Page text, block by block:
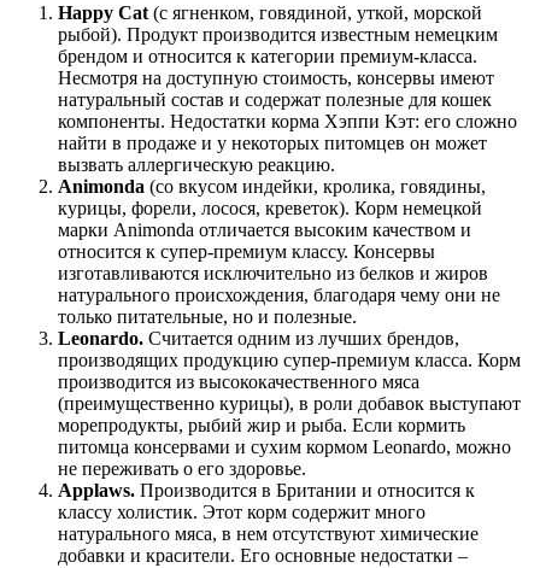
Happy Cat (с ягненком, говядиной, уткой, морской
рыбой). Продукт производится известным немецким
брендом и относится к категории премиум-класса.
Несмотря на доступную стоимость, консервы имеют
натуральный состав и содержат полезные для кошек
компоненты. Недостатки корма Хэппи Кэт: его сложно
найти в продаже и у некоторых питомцев он может
вызвать аллергическую реакцию.
Animonda (со вкусом индейки, кролика, говядины,
курицы, форели, лосося, креветок). Корм немецкой
марки Animonda отличается высоким качеством и
относится к супер-премиум классу. Консервы
изготавливаются исключительно из белков и жиров
натурального происхождения, благодаря чему они не
только питательные, но и полезные.
Leonardo. Считается одним из лучших брендов,
производящих продукцию супер-премиум класса. Корм
производится из высококачественного мяса
(преимущественно курицы), в роли добавок выступают
морепродукты, рыбий жир и рыба. Если кормить
питомца консервами и сухим кормом Leonardo, можно
не переживать о его здоровье.
Applaws. Производится в Британии и относится к
классу холистик. Этот корм содержит много
натурального мяса, в нем отсутствуют химические
добавки и красители. Его основные недостатки –